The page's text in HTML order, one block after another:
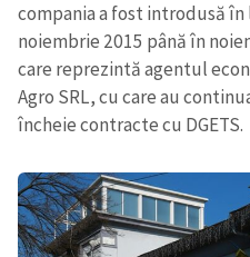
compania a fost introdusă
noiembrie 2015 până în
care reprezintă agentul
Agro SRL, cu care au
încheie contracte cu DGETS.